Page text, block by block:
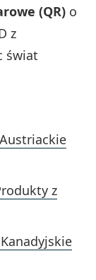
(QR) o
z
świat
z